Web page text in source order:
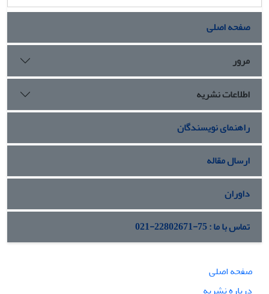
صفحه اصلی
مرور
اطلاعات نشریه
راهنمای نویسندگان
ارسال مقاله
داوران
تماس با ما : 75-22802671-021
صفحه اصلی